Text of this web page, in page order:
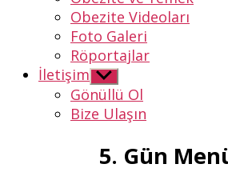
Obezite Videoları
Foto Galeri
Röportajlar
İletişim Alt
menüyü
göster
Gönüllü Ol
Bize Ulaşın
5. Gün